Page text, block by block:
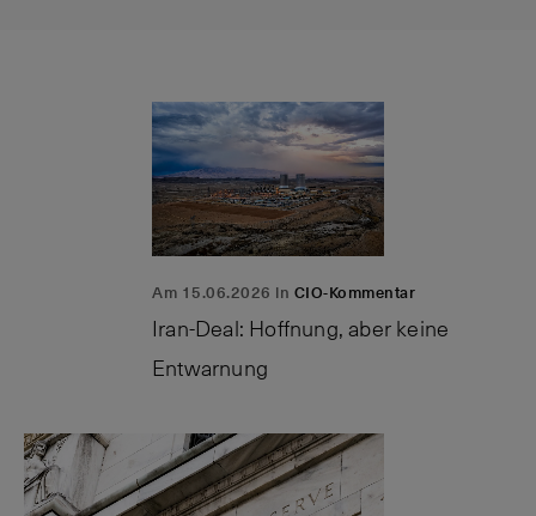
Am 15.06.2026 in CIO-Kommentar
Iran-Deal: Hoffnung, aber keine
Entwarnung